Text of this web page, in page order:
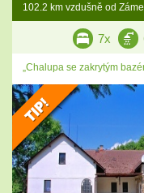
102.2 km vzdušně od
7x
„Chalupa se zakrytým